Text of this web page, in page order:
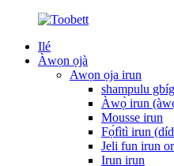
Ilé
Àwọn ọjà
Awọn ọja irun
shampulu
Àwọ̀ irun
Mousse irun
Fọ́fìtì irun
Jeli fun irun
Irun irun